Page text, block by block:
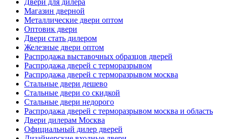
Двери для дилера
Магазин дверной
Металлические двери оптом
Оптовик двери
Двери стать дилером
Железные двери оптом
Распродажа выставочных образцов дверей
Распродажа дверей с терморазрывом
Распродажа дверей с терморазрывом москва
Стальные двери дешево
Стальные двери со скидкой
Стальные двери недорого
Распродажа дверей с терморазрывом москва и область
Двери дилерам Москва
Официальный дилер дверей